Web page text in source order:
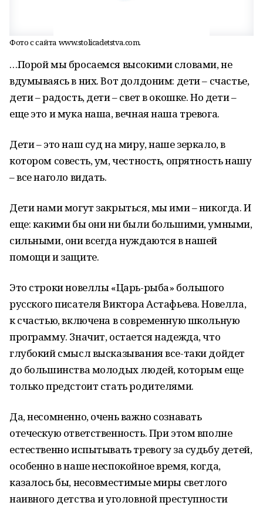
Фото с сайта www.stolicadetstva.com.
…Порой мы бросаемся высокими словами, не
вдумываясь в них. Вот долдоним: дети – счастье,
дети – радость, дети – свет в окошке. Но дети –
еще это и мука наша, вечная наша тревога.
Дети – это наш суд на миру, наше зеркало, в
котором совесть, ум, честность, опрятность нашу
– все наголо видать.
Дети нами могут закрыться, мы ими – никогда. И
еще: какими бы они ни были большими, умными,
сильными, они всегда нуждаются в нашей
помощи и защите.
Это строки новеллы «Царь-рыба» большого
русского писателя Виктора Астафьева. Новелла,
к счастью, включена в современную школьную
программу. Значит, остается надежда, что
глубокий смысл высказывания все-таки дойдет
до большинства молодых людей, которым еще
только предстоит стать родителями.
Да, несомненно, очень важно сознавать
отеческую ответственность. При этом вполне
естественно испытывать тревогу за судьбу детей,
особенно в наше неспокойное время, когда,
казалось бы, несовместимые миры светлого
наивного детства и уголовной преступности